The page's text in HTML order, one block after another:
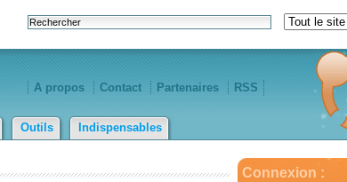
A propos Contact Partenaires RSS
Outils Indispensables
Connexion :